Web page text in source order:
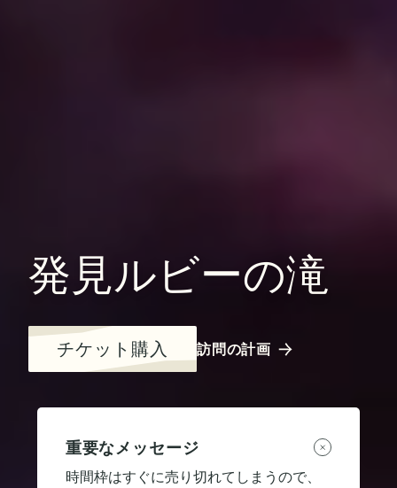
発見ルビーの滝
チケット購入 訪問の計画
重要なメッセージ
時間枠はすぐに売り切れてしまうので、